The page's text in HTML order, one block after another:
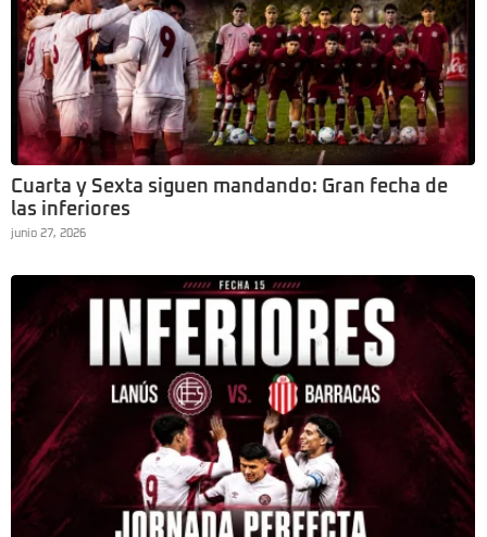
Cuarta y Sexta siguen mandando: Gran fecha de
las inferiores
junio 27, 2026